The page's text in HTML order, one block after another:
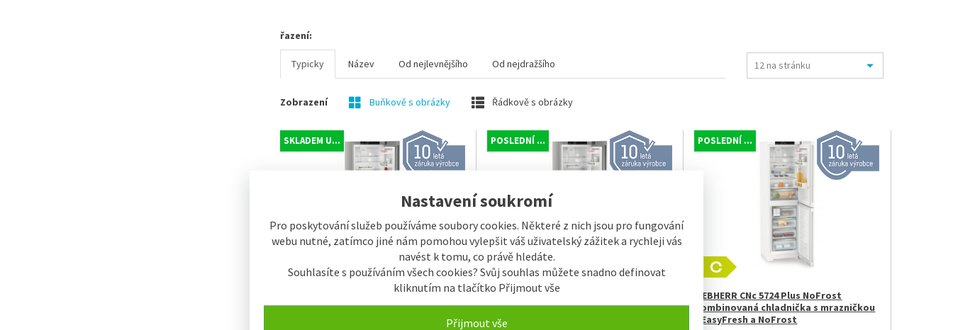
Nastavení soukromí
Pro poskytování služeb používáme soubory cookies. Některé z nich jsou pro fungování
webu nutné, zatímco jiné nám pomohou vylepšit váš uživatelský zážitek a rychleji vás
navést k tomu, co právě hledáte.
Souhlasíte s používáním všech cookies? Svůj souhlas můžete snadno definovat
kliknutím na tlačítko Přijmout vše
Přijmout vše
řazení:
Typicky Název Od nejlevnějšího Od nejdražšího
Zobrazení Buňkově s obrázky Řádkově s obrázky
SKLADEM U...
LIEBHERR CNsfc 574i Plus NoFrost
Kombinovaná chladnička s mrazničkou
POSLEDNÍ ...
LIEBHERR CNsfc 573i Plus NoFrost
Kombinovaná chladnička s mrazničkou
s EasyFresh a NoFrost
POSLEDNÍ ...
LIEBHERR CNc 5724 Plus NoFrost
Kombinovaná chladnička s mrazničkou
s EasyFresh a NoFrost